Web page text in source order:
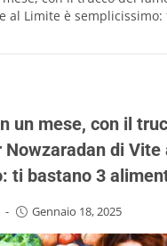
al Limite è semplicissimo:
un mese, con il
di Vite
ti bastano 3
- Gennaio 18, 2025